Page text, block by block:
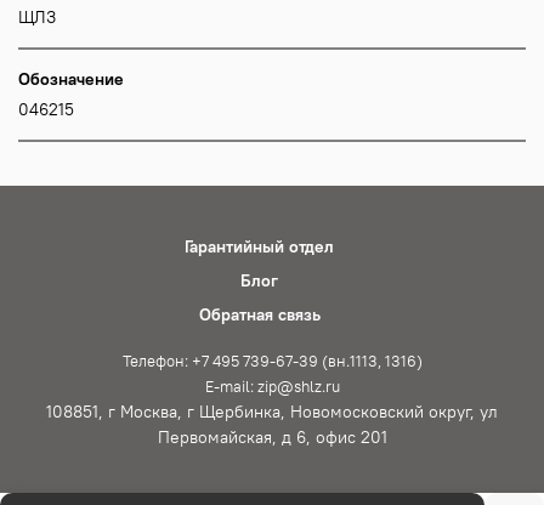
ЩЛЗ
Обозначение
046215
Гарантийный отдел
Блог
Обратная связь
Телефон: +7 495 739-67-39 (вн.1113, 1316)
E-mail: zip@shlz.ru
108851, г Москва, г Щербинка, Новомосковский округ, ул
Первомайская, д 6, офис 201